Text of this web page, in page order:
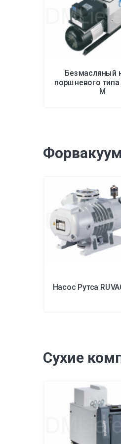
Безмасляный
поршневого типа
M
Насос Рутса
Сухие